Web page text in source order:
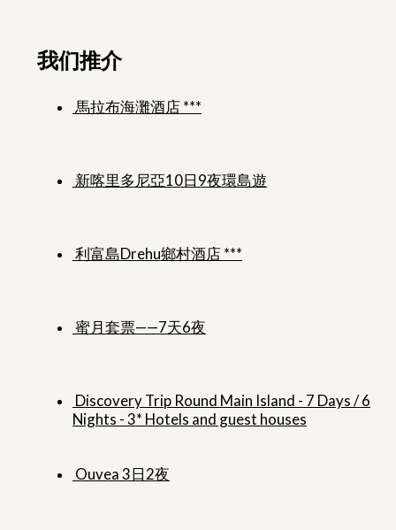
我们推介
馬拉布海灘酒店 ***
新喀里多尼亞10日9夜環島遊
利富島Drehu鄉村酒店 ***
蜜月套票——7天6夜
Discovery Trip Round Main Island - 7 Days / 6
Nights - 3* Hotels and guest houses
Ouvea 3日2夜